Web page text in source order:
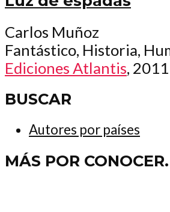
Carlos Muñoz
Fantástico, Historia,
Ediciones Atlantis, 2011
BUSCAR
Autores por países
MÁS POR